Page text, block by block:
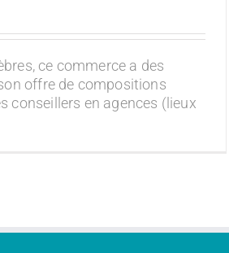
ce commerce a des
offre de compositions
conseillers en agences (lieux